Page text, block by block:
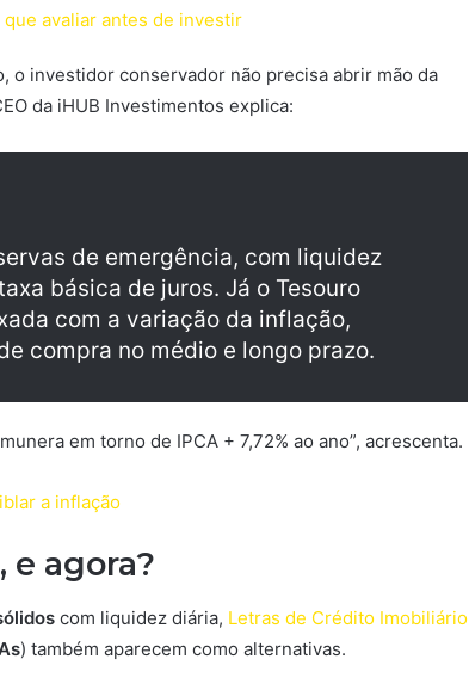
que avaliar antes de investir
o investidor conservador não precisa abrir mão da
da iHUB Investimentos explica:
de emergência, com liquidez
básica de juros. Já o Tesouro
com a variação da inflação,
compra no médio e longo prazo.
em torno de IPCA + 7,72% ao ano”, acrescenta.
a inflação
e agora?
com liquidez diária, Letras de Crédito Imobiliário
) também aparecem como alternativas.